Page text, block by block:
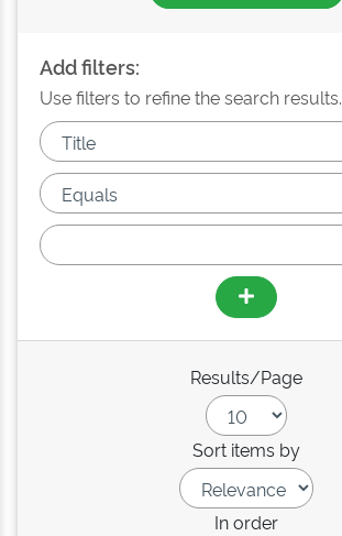
Add filters:
Use filters to refine the search results.
Results/Page
Sort items by
In order